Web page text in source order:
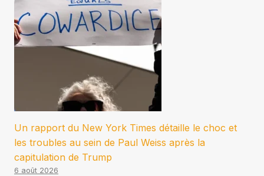
Un rapport du New York Times détaille le choc et
les troubles au sein de Paul Weiss après la
capitulation de Trump
6 août 2026